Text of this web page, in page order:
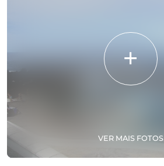
VER MAIS FOTOS